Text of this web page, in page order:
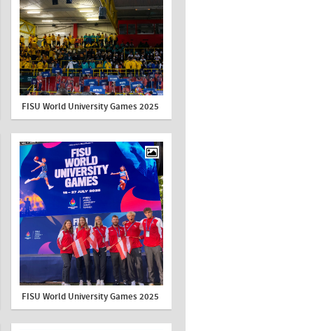
FISU World University Games 2025
FISU World University Games 2025